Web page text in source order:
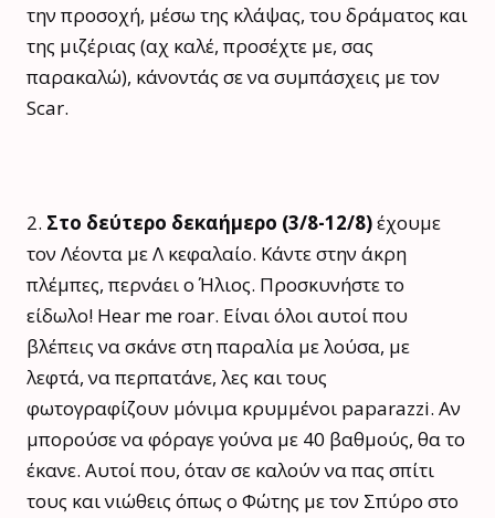
την προσοχή, μέσω της κλάψας, του δράματος και
της μιζέριας (αχ καλέ, προσέχτε με, σας
παρακαλώ), κάνοντάς σε να συμπάσχεις με τον
Scar.
2. Στο δεύτερο δεκαήμερο (3/8-12/8)έχουμε
τον Λέοντα με Λ κεφαλαίο. Κάντε στην άκρη
πλέμπες, περνάει ο Ήλιος. Προσκυνήστε το
είδωλο! Hear me roar. Είναι όλοι αυτοί που
βλέπεις να σκάνε στη παραλία με λούσα, με
λεφτά, να περπατάνε, λες και τους
φωτογραφίζουν μόνιμα κρυμμένοι paparazzi. Αν
μπορούσε να φόραγε γούνα με 40 βαθμούς, θα το
έκανε. Αυτοί που, όταν σε καλούν να πας σπίτι
τους και νιώθεις όπως ο Φώτης με τον Σπύρο στο